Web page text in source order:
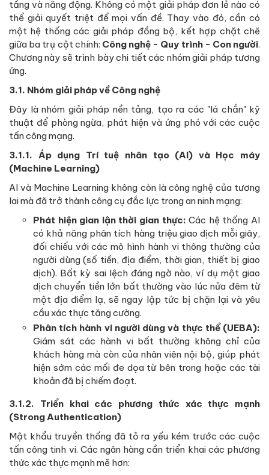
tầng và năng động. Không có một giải pháp đơn lẻ nào có
thể giải quyết triệt để mọi vấn đề. Thay vào đó, cần có
một hệ thống các giải pháp đồng bộ, kết hợp chặt chẽ
giữa ba trụ cột chính: Công nghệ - Quy trình - Con người.
Chương này sẽ trình bày chi tiết các nhóm giải pháp tương
ứng.
3.1. Nhóm giải pháp về Công nghệ
Đây là nhóm giải pháp nền tảng, tạo ra các "lá chắn" kỹ
thuật để phòng ngừa, phát hiện và ứng phó với các cuộc
tấn công mạng.
3.1.1. Áp dụng Trí tuệ nhân tạo (AI) và Học máy
(Machine Learning)
AI và Machine Learning không còn là công nghệ của tương
lai mà đã trở thành công cụ đắc lực trong an ninh mạng:
Phát hiện gian lận thời gian thực: Các hệ thống AI
có khả năng phân tích hàng triệu giao dịch mỗi giây,
đối chiếu với các mô hình hành vi thông thường của
người dùng (số tiền, địa điểm, thời gian, thiết bị giao
dịch). Bất kỳ sai lệch đáng ngờ nào, ví dụ một giao
dịch chuyển tiền lớn bất thường vào lúc nửa đêm từ
một địa điểm lạ, sẽ ngay lập tức bị chặn lại và yêu
cầu xác thực tăng cường.
Phân tích hành vi người dùng và thực thể (UEBA):
Giám sát các hành vi bất thường không chỉ của
khách hàng mà còn của nhân viên nội bộ, giúp phát
hiện sớm các mối đe dọa từ bên trong hoặc các tài
khoản đã bị chiếm đoạt.
3.1.2. Triển khai các phương thức xác thực mạnh
(Strong Authentication)
Mật khẩu truyền thống đã tỏ ra yếu kém trước các cuộc
tấn công tinh vi. Các ngân hàng cần triển khai các phương
thức xác thực mạnh mẽ hơn: